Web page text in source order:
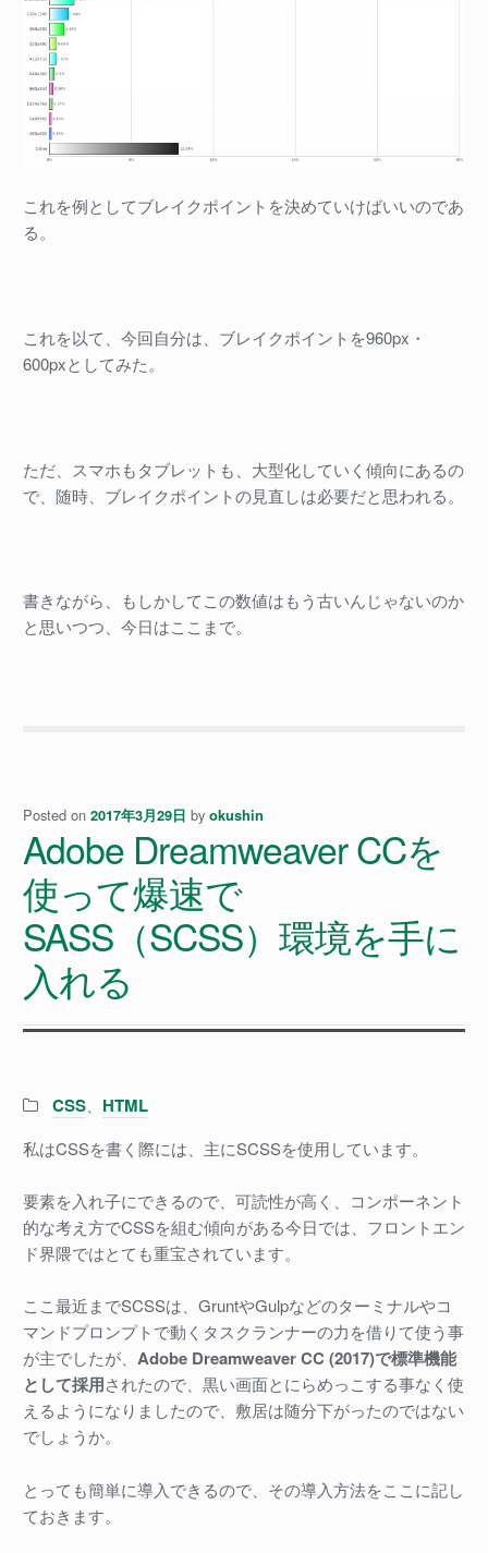
これを例としてブレイクポイントを決めていけばいいのであ
る。
これを以て、今回自分は、ブレイクポイントを960px・
600pxとしてみた。
ただ、スマホもタブレットも、大型化していく傾向にあるの
で、随時、ブレイクポイントの見直しは必要だと思われる。
書きながら、もしかしてこの数値はもう古いんじゃないのか
と思いつつ、今日はここまで。
Posted on 2017年3月29日 by okushin
Adobe Dreamweaver CCを
使って爆速で
SASS（SCSS）環境を手に
入れる
Categories:
CSS、 HTML
私はCSSを書く際には、主にSCSSを使用しています。
要素を入れ子にできるので、可読性が高く、コンポーネント
的な考え方でCSSを組む傾向がある今日では、フロントエン
ド界隈ではとても重宝されています。
ここ最近までSCSSは、GruntやGulpなどのターミナルやコ
マンドプロンプトで動くタスクランナーの力を借りて使う事
が主でしたが、 Adobe Dreamweaver CC (2017)で標準機能
として採用されたので、黒い画面とにらめっこする事なく使
えるようになりましたので、敷居は随分下がったのではない
でしょうか。
とっても簡単に導入できるので、その導入方法をここに記し
ておきます。